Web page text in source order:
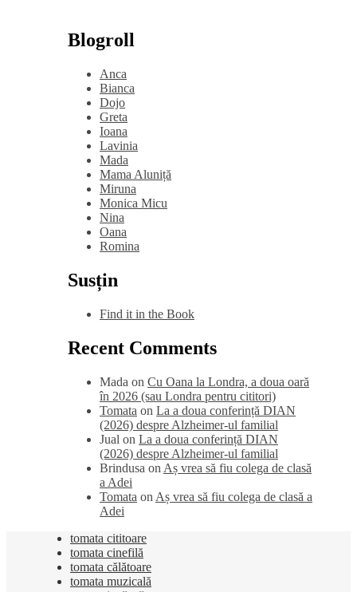
Blogroll
Anca
Bianca
Dojo
Greta
Ioana
Lavinia
Mada
Mama Aluniță
Miruna
Monica Micu
Nina
Oana
Romina
Susțin
Find it in the Book
Recent Comments
Mada on Cu Oana la Londra, a doua oară
în 2026 (sau Londra pentru cititori)
Tomata on La a doua conferință DIAN
(2026) despre Alzheimer-ul familial
Jual on La a doua conferință DIAN
(2026) despre Alzheimer-ul familial
Brindusa on Aș vrea să fiu colega de clasă
a Adei
Tomata on Aș vrea să fiu colega de clasă a
Adei
tomata cititoare
tomata cinefilă
tomata călătoare
tomata muzicală